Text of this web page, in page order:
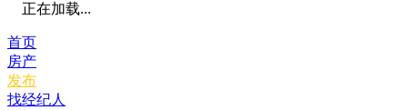
正在加载...
首页
房产
发布
找经纪人